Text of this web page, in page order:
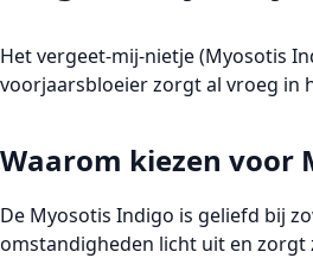
Hetvergeet-mij-nietje (Myosotis
voorjaarsbloeierzorgt al vroeg in
Waarom kiezen voor
De Myosotis Indigo is geliefd bij
omstandigheden licht uit en